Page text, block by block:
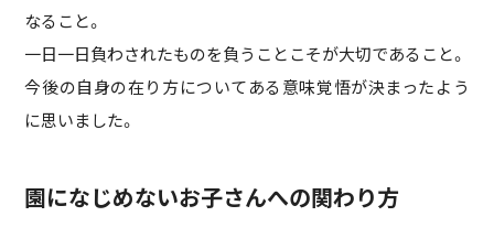
なること。
一日一日負わされたものを負うことこそが大切であること。
今後の自身の在り方についてある意味覚悟が決まったよう
に思いました。
園になじめないお子さんへの関わり方